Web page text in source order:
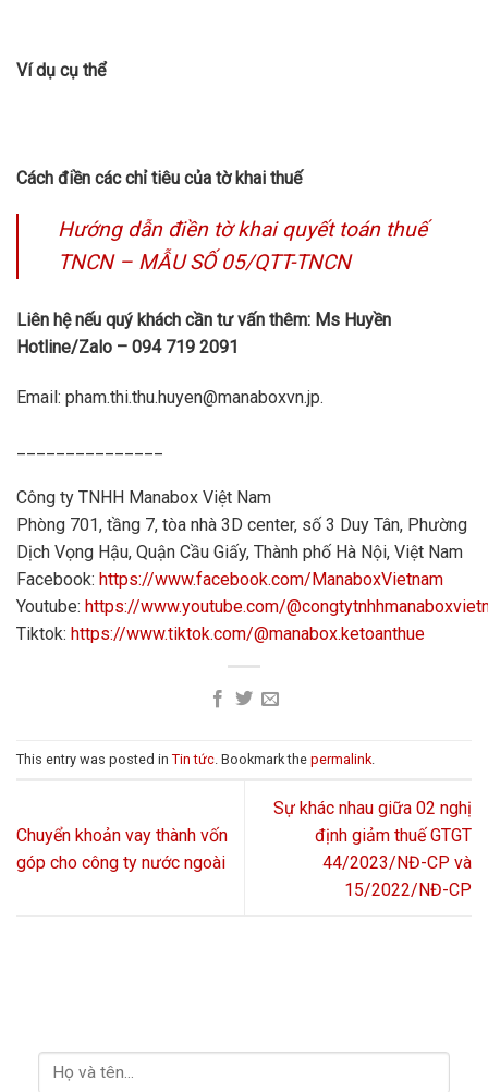
Ví dụ cụ thể
Cách điền các chỉ tiêu của tờ khai thuế
Hướng dẫn điền tờ khai quyết toán thuế
TNCN – MẪU SỐ 05/QTT-TNCN
Liên hệ nếu quý khách cần tư vấn thêm: Ms Huyền
Hotline/Zalo – 094 719 2091
Email: pham.thi.thu.huyen@manaboxvn.jp.
Công ty TNHH Manabox Việt Nam
Phòng 701, tầng 7, tòa nhà 3D center, số 3 Duy Tân, Phường
Dịch Vọng Hậu, Quận Cầu Giấy, Thành phố Hà Nội, Việt Nam
Facebook: https://www.facebook.com/ManaboxVietnam
Youtube: https://www.youtube.com/
Tiktok: https://www.tiktok.com/@manabox.ketoanthue
This entry was posted in Tin tức . Bookmark the permalink
Chuyển khoản vay thành vốn
góp cho công ty nước ngoài
Sự khác nhau giữa 02 nghị
định giảm thuế GTGT
44/2023/NĐ-CP và
15/2022/NĐ-CP